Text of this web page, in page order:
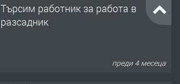
🌱 Работник в разсадник
преди 4 месеца